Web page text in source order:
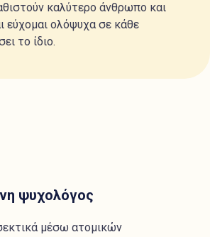
καλύτερο άνθρωπο και
εύχομαι ολόψυχα σε κάθε
το ίδιο.
ψυχολόγος
μέσω ατομικών